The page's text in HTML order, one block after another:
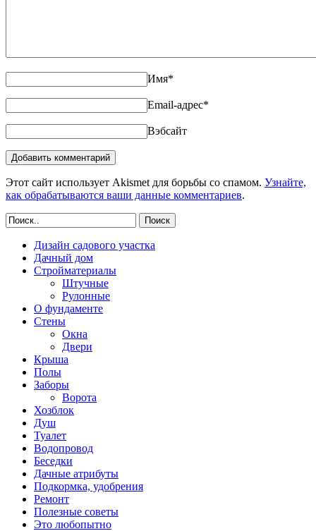
Имя*
Email-адрес*
Вэбсайт
Этот сайт использует Akismet для борьбы со спамом. Узнайте,
как обрабатываются ваши данные комментариев.
Поиск
Дизайн садового участка
Дачный дом
Стройматериалы
Штучные
Рулонные
О фундаменте
Стены
Окна
Двери
Крыша
Полы
Заборы
Ворота
Хозблок
Душ
Туалет
Водопровод
Беседки
Дачные атрибуты
Подкормка, удобрения
Ремонт
Полезные советы
Это любопытно